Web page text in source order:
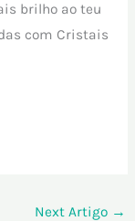
brilho ao teu
com Cristais
Next Artigo →